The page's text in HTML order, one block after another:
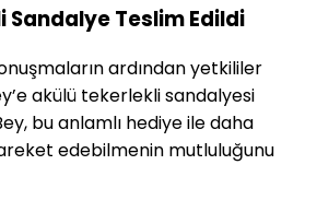
Sandalye Teslim Edildi
ardından yetkililer
akülü tekerlekli sandalyesi
bu anlamlı hediye ile daha
edebilmenin mutluluğunu